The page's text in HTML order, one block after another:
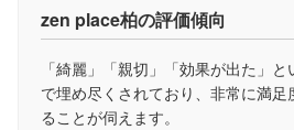
zen place柏の評価傾向
「綺麗」「親切」「効果が出た」
で埋め尽くされており、非常に満
ることが伺えます。